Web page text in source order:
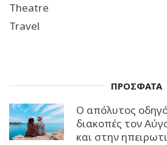
Theatre
Travel
ΠΡΟΣΦΑΤΑ
Ο απόλυτος
διακοπές τον
και στην